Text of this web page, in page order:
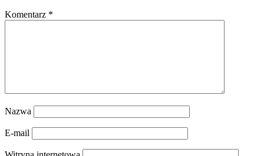
Komentarz *
Nazwa
E-mail